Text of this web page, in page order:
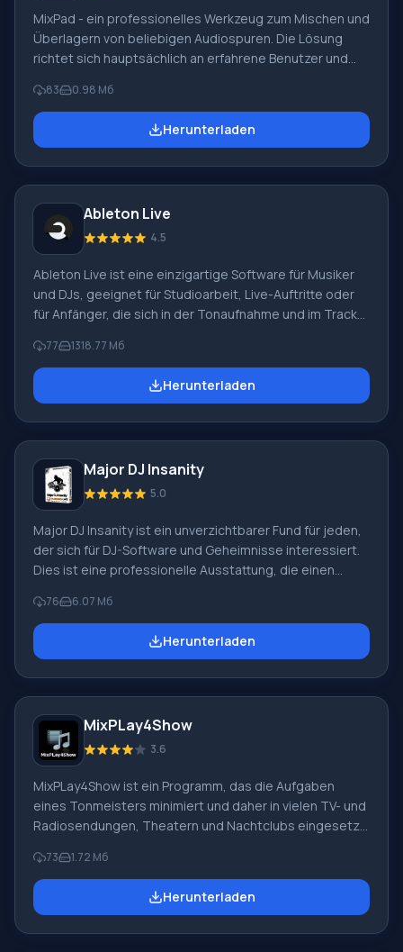
MixPad - ein professionelles Werkzeug zum Mischen und
Überlagern von beliebigen Audiospuren. Die Lösung
richtet sich hauptsächlich an erfahrene Benutzer und
es um Musik oder Werbung geht. Wenn Sie an
professioneller Audioverarbeitung interessiert sind,
wird es schwierig sein, eine bessere Lösung als dieses
Lautstärkeeinstellungen und wird zu einem
unverzichtbaren Werkzeug.
83 0.98 Мб
Herunterladen
Ableton Live
4.5
Ableton Live ist eine einzigartige Software für Musiker
und DJs, geeignet für Studioarbeit, Live-Auftritte oder
für Anfänger, die sich in der Tonaufnahme und im Track-
zwei Modi – Arrangement und Session, für die Aufnahme
bzw. die Echtzeitarbeit. Im ersten Fall werden
Kompositionen durch schrittweises Aufnehmen von
77 1318.77 Мб
Herunterladen
Major DJ Insanity
5.0
Major DJ Insanity ist ein unverzichtbarer Fund für jeden,
der sich für DJ-Software und Geheimnisse interessiert.
Dies ist eine professionelle Ausstattung, die einen
notwendigen Fähigkeiten und Funktionen verwandelt.
Zwei Plattenspieler können jeden Klang in digitalem
Format wiedergeben, und eine hochwertige
das digitale Audio durch spezielle Filter geglättet.
76 6.07 Мб
Herunterladen
MixPLay4Show
3.6
MixPLay4Show ist ein Programm, das die Aufgaben
eines Tonmeisters minimiert und daher in vielen TV- und
Radiosendungen, Theatern und Nachtclubs eingesetzt
ermöglicht es Ihnen, gleichzeitig drei Audiospuren
abzuspielen, sanfte Übergänge zwischen ihnen zu
schaffen, zu mischen und einen Zeitplan für jede zu
73 1.72 Мб
Herunterladen